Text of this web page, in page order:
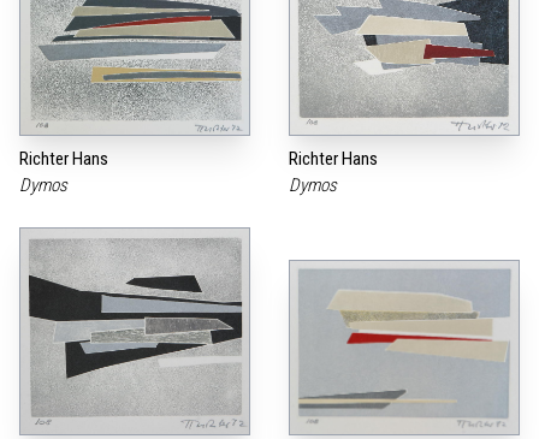
Richter Hans
Dymos
Richter Hans
Dymos